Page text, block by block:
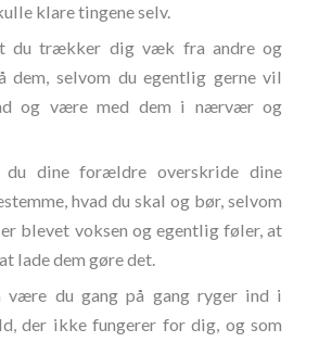
klare tingene selv.
du trækker dig væk fra andre og
dem, selvom du egentlig gerne vil
og være med dem i nærvær og
du dine forældre overskride dine
hvad du skal og bør, selvom
blevet voksen og egentlig føler, at
lade dem gøre det.
være du gang på gang ryger ind i
der ikke fungerer for dig, og som